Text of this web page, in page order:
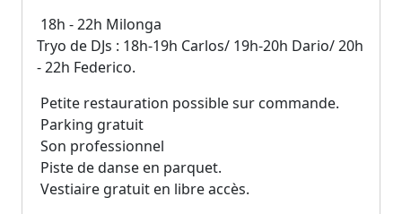
18h - 22h Milonga
Tryo de DJs : 18h-19h Carlos/ 19h-20h Dario/ 20h
- 22h Federico.
Petite restauration possible sur commande.
Parking gratuit
Son professionnel
Piste de danse en parquet.
Vestiaire gratuit en libre accès.